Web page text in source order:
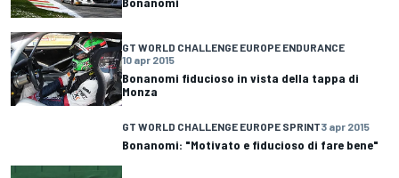
GT WORLD CHALLENGE EUROPE ENDURANCE
10 apr 2015
Bonanomi fiducioso in vista della tappa di
Monza
GT WORLD CHALLENGE EUROPE SPRINT3 apr 2015
Bonanomi: "Motivato e fiducioso di fare bene"